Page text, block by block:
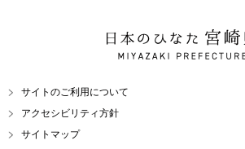
日本のひなた 宮崎県
MIYAZAKI PREFECTURE
サイトのご利用について
アクセシビリティ方針
サイトマップ